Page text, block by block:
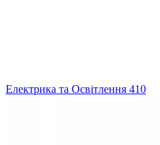
Електрика та Освітлення 410